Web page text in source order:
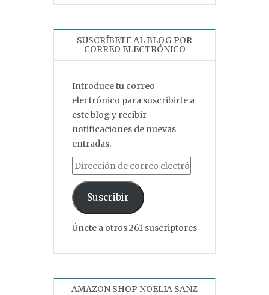
SUSCRÍBETE AL BLOG POR
CORREO ELECTRÓNICO
Introduce tu correo
electrónico para suscribirte a
este blog y recibir
notificaciones de nuevas
entradas.
Dirección de correo electrónico
Suscribir
Únete a otros 261 suscriptores
AMAZON SHOP NOELIA SANZ